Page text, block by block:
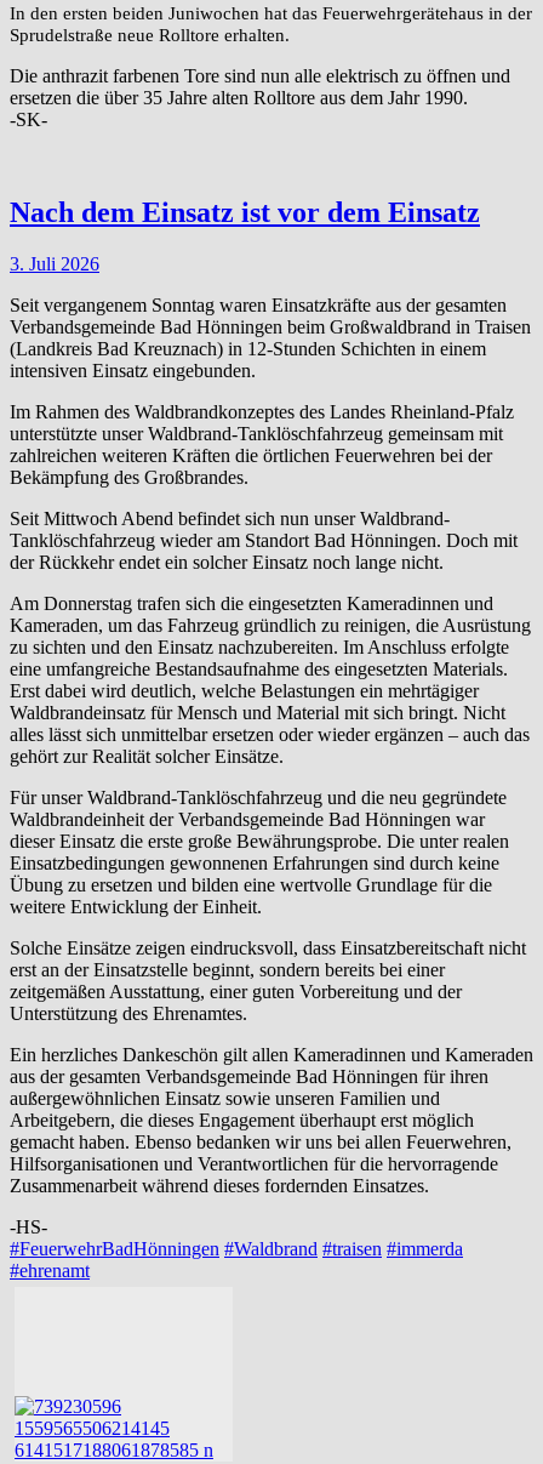
In den ersten beiden Juniwochen hat das Feuerwehrgerätehaus in der
Sprudelstraße neue Rolltore erhalten.
Die anthrazit farbenen Tore sind nun alle elektrisch zu öffnen und
ersetzen die über 35 Jahre alten Rolltore aus dem Jahr 1990.
-SK-
Nach dem Einsatz ist vor dem Einsatz
3. Juli 2026
Seit vergangenem Sonntag waren Einsatzkräfte aus der gesamten
Verbandsgemeinde Bad Hönningen beim Großwaldbrand in Traisen
(Landkreis Bad Kreuznach) in 12-Stunden Schichten in einem
intensiven Einsatz eingebunden.
Im Rahmen des Waldbrandkonzeptes des Landes Rheinland-Pfalz
unterstützte unser Waldbrand-Tanklöschfahrzeug gemeinsam mit
zahlreichen weiteren Kräften die örtlichen Feuerwehren bei der
Bekämpfung des Großbrandes.
Seit Mittwoch Abend befindet sich nun unser Waldbrand-
Tanklöschfahrzeug wieder am Standort Bad Hönningen. Doch mit
der Rückkehr endet ein solcher Einsatz noch lange nicht.
Am Donnerstag trafen sich die eingesetzten Kameradinnen und
Kameraden, um das Fahrzeug gründlich zu reinigen, die Ausrüstung
zu sichten und den Einsatz nachzubereiten. Im Anschluss erfolgte
eine umfangreiche Bestandsaufnahme des eingesetzten Materials.
Erst dabei wird deutlich, welche Belastungen ein mehrtägiger
Waldbrandeinsatz für Mensch und Material mit sich bringt. Nicht
alles lässt sich unmittelbar ersetzen oder wieder ergänzen – auch das
gehört zur Realität solcher Einsätze.
Für unser Waldbrand-Tanklöschfahrzeug und die neu gegründete
Waldbrandeinheit der Verbandsgemeinde Bad Hönningen war
dieser Einsatz die erste große Bewährungsprobe. Die unter realen
Einsatzbedingungen gewonnenen Erfahrungen sind durch keine
Übung zu ersetzen und bilden eine wertvolle Grundlage für die
weitere Entwicklung der Einheit.
Solche Einsätze zeigen eindrucksvoll, dass Einsatzbereitschaft nicht
erst an der Einsatzstelle beginnt, sondern bereits bei einer
zeitgemäßen Ausstattung, einer guten Vorbereitung und der
Unterstützung des Ehrenamtes.
Ein herzliches Dankeschön gilt allen Kameradinnen und Kameraden
aus der gesamten Verbandsgemeinde Bad Hönningen für ihren
außergewöhnlichen Einsatz sowie unseren Familien und
Arbeitgebern, die dieses Engagement überhaupt erst möglich
gemacht haben. Ebenso bedanken wir uns bei allen Feuerwehren,
Hilfsorganisationen und Verantwortlichen für die hervorragende
Zusammenarbeit während dieses fordernden Einsatzes.
-HS-
#FeuerwehrBadHönningen #Waldbrand #traisen #immerda
#ehrenamt